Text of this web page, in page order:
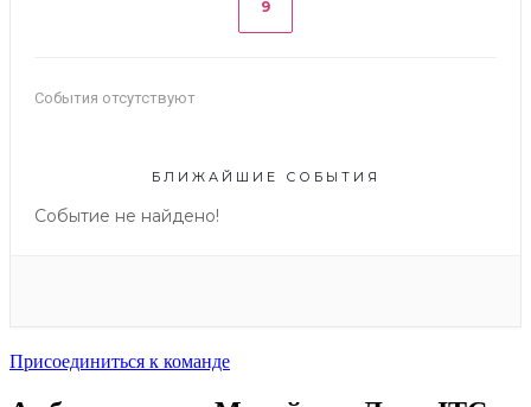
9
События отсутствуют
БЛИЖАЙШИЕ СОБЫТИЯ
Событие не найдено!
Присоединиться к команде